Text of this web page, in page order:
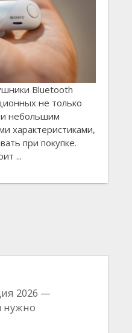
Bluetooth
не только
и небольшим
характеристиками,
при покупке.
...
2026 —
нужно